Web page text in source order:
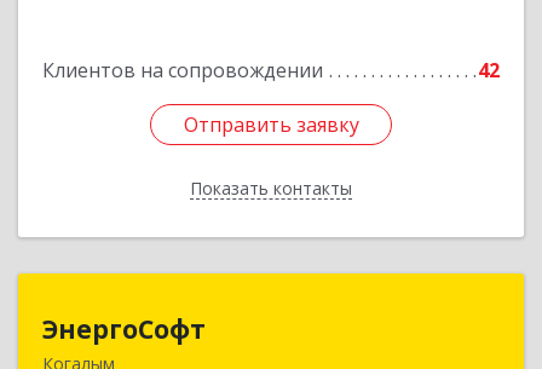
Клиентов на сопровождении 42
Отправить заявку
Показать контакты
Отправить заявку
Назад
ЭнергоСофт
Когалым